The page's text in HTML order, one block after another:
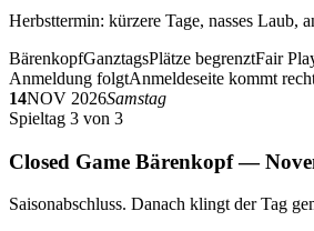
Herbsttermin: kürzere Tage, nasses Laub,
BärenkopfGanztagsPlätze begrenztFair
Anmeldung folgtAnmeldeseite kommt
14NOV 2026Samstag
Spieltag 3 von 3
Closed Game Bärenkopf —
Saisonabschluss. Danach klingt der Tag